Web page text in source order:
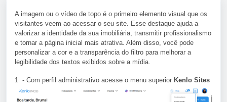
A imagem ou o vídeo de topo é o primeiro elemento visual que os
visitantes veem ao acessar o seu site. Esse destaque ajuda a
valorizar a identidade da sua imobiliária, transmitir profissionalismo
e tornar a página inicial mais atrativa. Além disso, você pode
personalizar a cor e a transparência do filtro para melhorar a
legibilidade dos textos exibidos sobre a mídia.
1 - Com perfil administrativo acesse o menu superior Kenlo Sites